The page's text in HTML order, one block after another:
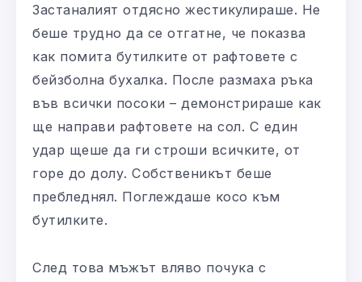
Застаналият отдясно жестикулираше. Не
беше трудно да се отгатне, че показва
как помита бутилките от рафтовете с
бейзболна бухалка. После размаха ръка
във всички посоки – демонстрираше как
ще направи рафтовете на сол. С един
удар щеше да ги строши всичките, от
горе до долу. Собственикът беше
пребледнял. Поглеждаше косо към
бутилките.
След това мъжът вляво почука с